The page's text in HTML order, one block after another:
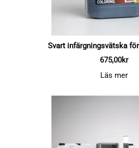
Svart infärgningsvätska
675,00kr
Läs mer